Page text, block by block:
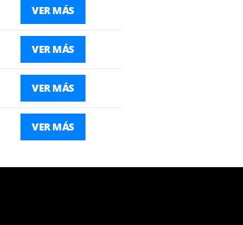
VER MÁS
VER MÁS
VER MÁS
VER MÁS